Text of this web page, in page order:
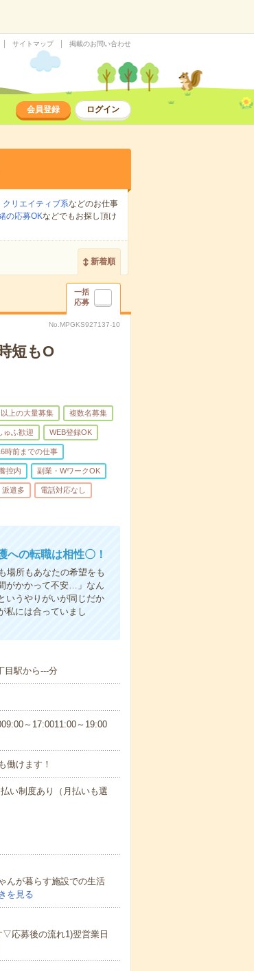
サイトマップ 掲載のお問い合わせ
会員登録 ログイン
クリエイティブ系などのお仕事
の応募OKなどでもお探し頂け
新着順
一括
応募
No.MPGKS927137-10
短もO
上の大量募集 複数名募集
ゅふ歓迎 WEB登録OK
時前までの仕事
控内 副業・WワークOK
派遣多 電話対応なし
の転職は相性〇！
場所もあなたの希望をも
がかかって不安…」なん
いうやりがいが同じだか
私には合っていまし
目駅から---分
～17:0011:00～19:00
けます！
い制度あり（月払いも選
んが暮らす施設での生活
を見る
応募後の流れ1)翌営業日